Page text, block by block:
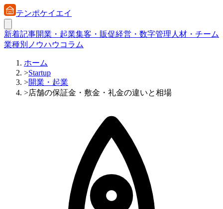
テンポケイエイ
新着記事開業・起業集客・販促経営・数字管理 人材・チーム
業種別ノウハウ コラム
ホーム
>Startup
>開業・起業
>店舗の保証金・敷金・礼金の違いと相場